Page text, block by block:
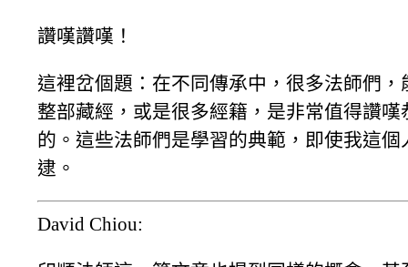
讚嘆讚嘆！
這裡岔個題：在不同傳承中，很多法師們，
整部藏經，或是很多經籍，是非常值得讚嘆
的。這些法師們是學習的典範，即使我這個
逮。
David Chiou: